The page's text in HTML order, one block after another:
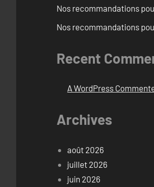
Nos recommandations
Nos recommandations
Recent
A WordPress
Archives
août 2026
juillet 2026
juin 2026